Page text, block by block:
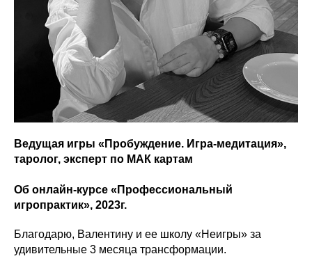
Ведущая игры «Пробуждение. Игра-медитация»,
таролог, эксперт по МАК картам
Об онлайн-курсе «Профессиональный
игропрактик», 2023г.
Благодарю, Валентину и ее школу «Неигры» за
удивительные 3 месяца трансформации.